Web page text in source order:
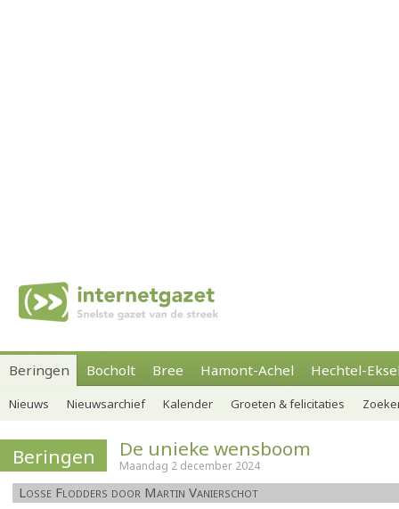
Beringen Bocholt Bree Hamont-Achel Hechtel-
Nieuws Nieuwsarchief Kalender Groeten & felicitaties
Beringen De unieke wensboom
Maandag 2 december 2024
Losse Flodders door Martin Vanierschot